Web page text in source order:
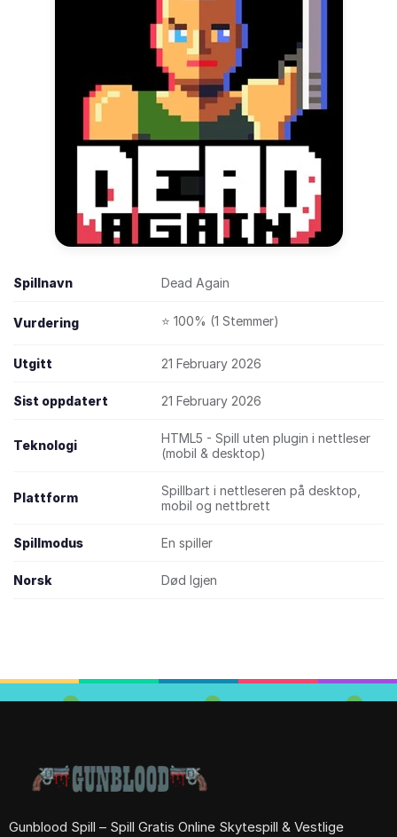
Spillnavn Dead Again
Vurdering ⭐ 100% (1 Stemmer)
Utgitt 21 February 2026
Sist oppdatert 21 February 2026
Teknologi
HTML5 - Spill uten plugin i nettleser
(mobil & desktop)
Plattform
Spillbart i nettleseren på desktop,
mobil og nettbrett
Spillmodus En spiller
Norsk Død Igjen
Gunblood Spill – Spill Gratis Online Skytespill & Vestlige